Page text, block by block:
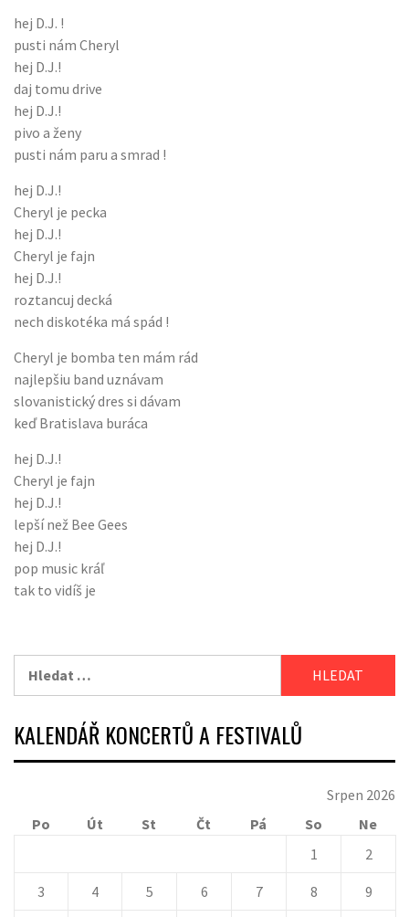
hej D.J. !
pusti nám Cheryl
hej D.J.!
daj tomu drive
hej D.J.!
pivo a ženy
pusti nám paru a smrad !
hej D.J.!
Cheryl je pecka
hej D.J.!
Cheryl je fajn
hej D.J.!
roztancuj decká
nech diskotéka má spád !
Cheryl je bomba ten mám rád
najlepšiu band uznávam
slovanistický dres si dávam
keď Bratislava buráca
hej D.J.!
Cheryl je fajn
hej D.J.!
lepší než Bee Gees
hej D.J.!
pop music kráľ
tak to vidíš je
KALENDÁŘ KONCERTŮ A FESTIVALŮ
Srpen 2026
Po
Út St Čt Pá So
Ne
1
2
3 4 5 6 7 8 9